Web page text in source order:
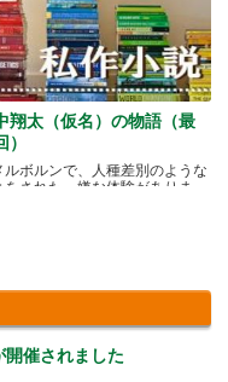
翔太（仮名）の物語（最
）
ボルンで、人種差別のような
をされた、嫌な体験がありま
開催されました